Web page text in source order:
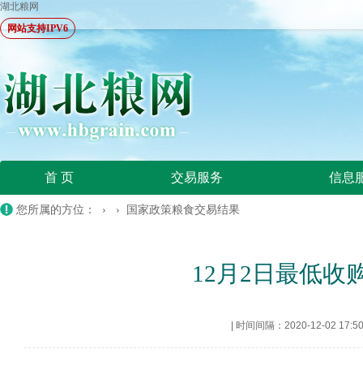
湖北粮网
网站支持IPV6
首 页 交易服务 信息
您所属的方位： › › 国家政策粮食交易结果
12月2日最低收
时间间隔：2020-12-02 17:50